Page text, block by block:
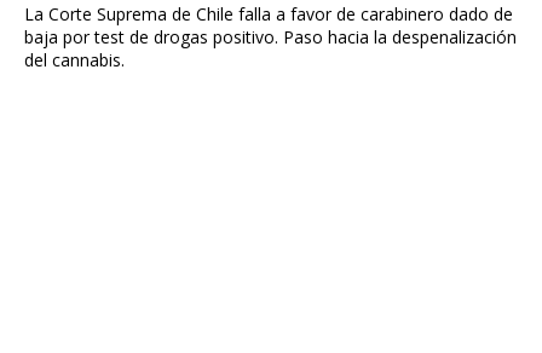
La Corte Suprema de Chile falla a favor de carabinero dado de
baja por test de drogas positivo. Paso hacia la despenalización
del cannabis.